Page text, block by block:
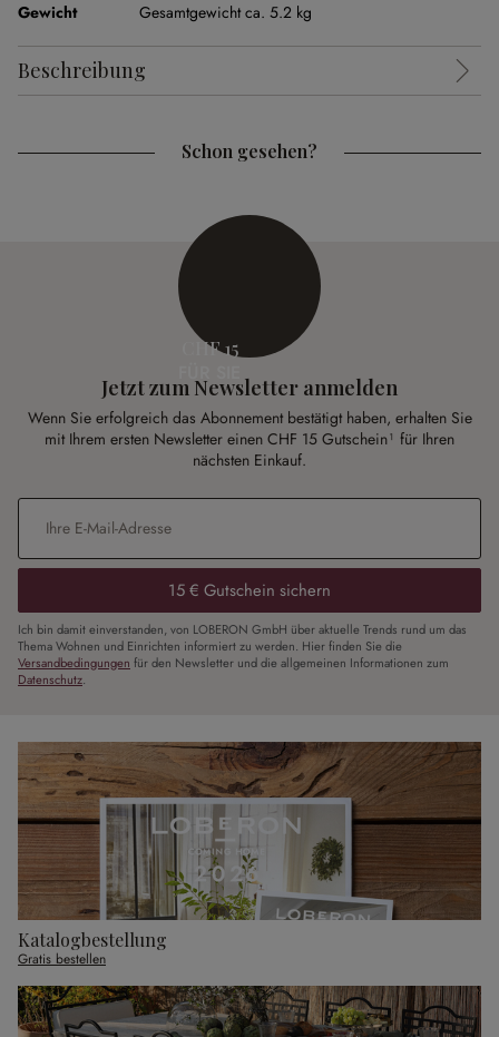
Gewicht
Gesamtgewicht ca. 5.2 kg
Beschreibung
Schon gesehen?
CHF 15
Jetzt zum Newsletter anmelden
Wenn Sie erfolgreich das Abonnement bestätigt haben, erhalten Sie
mit Ihrem ersten Newsletter einen CHF 15 Gutschein¹ für Ihren
nächsten Einkauf.
E-Mail-Adresse
15 € Gutschein sichern
Ich bin damit einverstanden, von LOBERON GmbH über aktuelle Trends rund um das
Thema Wohnen und Einrichten informiert zu werden. Hier finden Sie die
Versandbedingungen für den Newsletter und die allgemeinen Informationen zum
Datenschutz.
Katalogbestellung
Gratis bestellen